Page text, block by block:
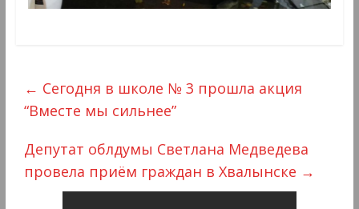
← Сегодня в школе № 3 прошла акция
“Вместе мы сильнее”
Депутат облдумы Светлана Медведева
провела приём граждан в Хвалынске →